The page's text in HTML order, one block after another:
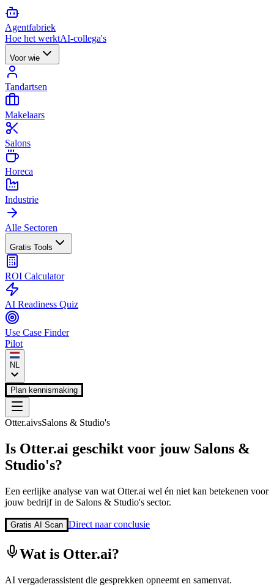
Agentfabriek
Hoe het werktAI-collega's
Voor wie
Tandartsen
Makelaars
Salons
Horeca
Industrie
Alle Sectoren
Gratis Tools
ROI Calculator
AI Readiness Quiz
Use Case Finder
Pilot
NL
Plan kennismaking
Otter.aivsSalons & Studio's
Is Otter.ai geschikt voor jouw Salons &
Studio's?
Een eerlijke analyse van wat Otter.ai wel én niet kan betekenen voor
jouw bedrijf in de Salons & Studio's sector.
Gratis AI Scan Direct naar conclusie
Wat is Otter.ai?
AI vergaderassistent die gesprekken opneemt en samenvat.